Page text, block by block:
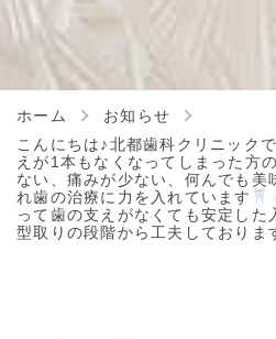
ホーム
お知らせ
こんにちは♪北都歯科クリニック
えが1本もなくなってしまった方
ない、痛みが少ない、何んでも美
れ歯の治療に力を入れています
って歯の支えがなくても安定した
型取りの段階から工夫しておりま